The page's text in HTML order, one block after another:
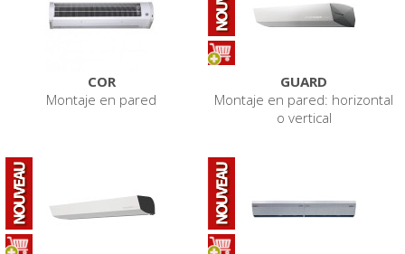
COR
Montaje en pared
GUARD
Montaje en pared: horizontal
o vertical